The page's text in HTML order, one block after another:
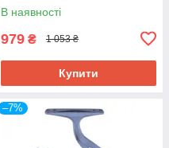
В наявності
979 ₴ 1 053 ₴
Купити
–7%